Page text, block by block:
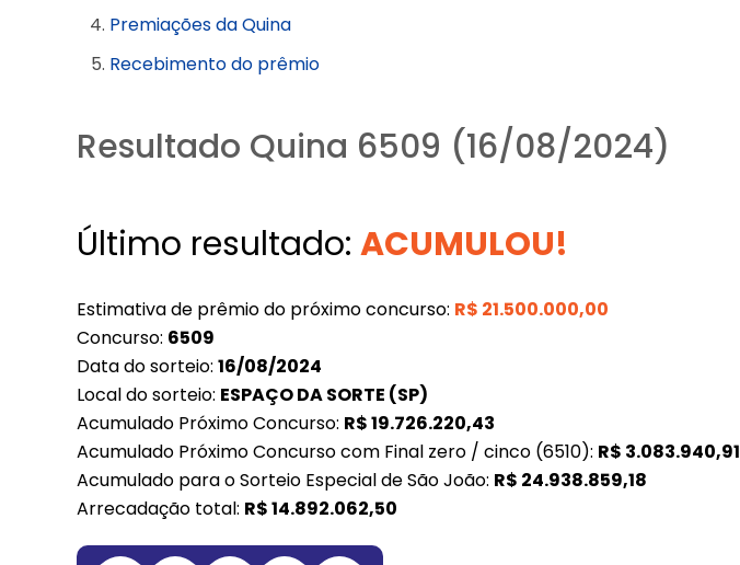
Premiações da Quina
Recebimento do prêmio
Resultado Quina 6509 (16/08/2024)
Último resultado:ACUMULOU!
Estimativa de prêmio do próximo concurso: R$ 21.500.000,00
Concurso: 6509
Data do sorteio:16/08/2024
Local do sorteio: ESPAÇO DA SORTE (SP)
Acumulado Próximo Concurso: R$19.726.220,43
Acumulado Próximo Concurso com Final zero / cinco (6510): R$ 3.083.940,91
Acumulado para o Sorteio Especial de São João: R$ 24.938.859,18
Arrecadação total: R$14.892.062,50